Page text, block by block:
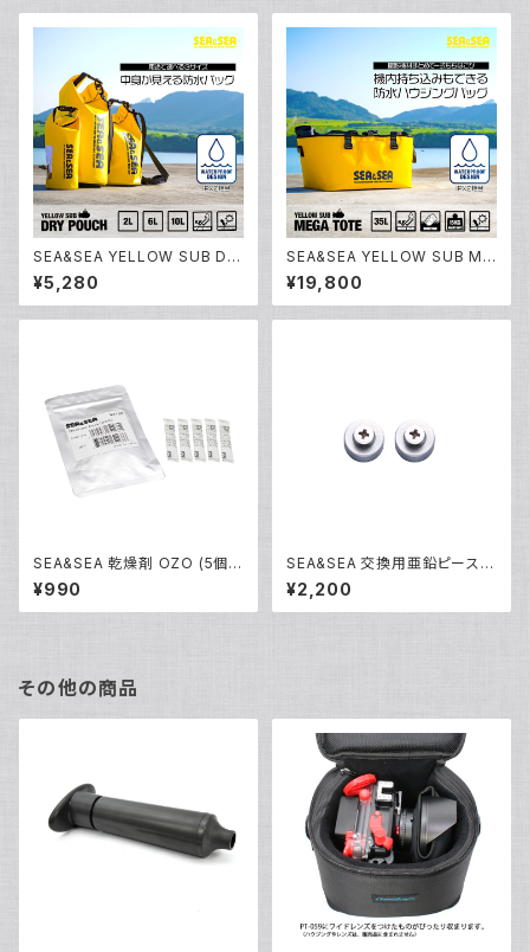
SEA&SEA YELLOW SUB DR
Y POUCH 2L [12513]
¥5,280
SEA&SEA YELLOW SUB ME
GA TOTE [12510]
¥19,800
SEA&SEA 乾燥剤 OZO (5個ア
ルミパック入り) [62168]
¥990
SEA&SEA 交換用亜鉛ピース(2
個入り) [46116]
¥2,200
その他の商品